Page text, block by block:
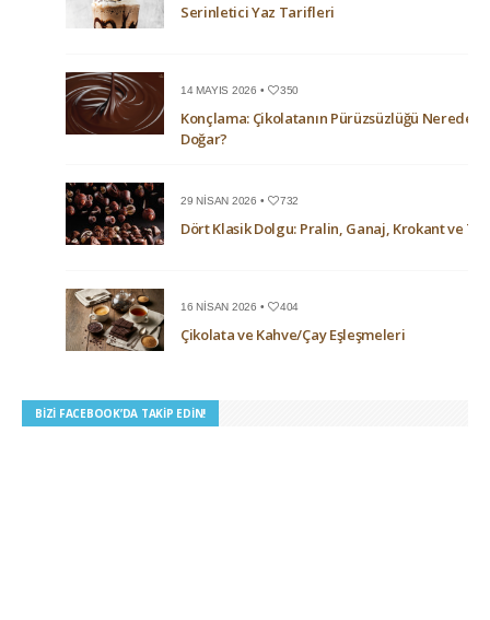
Serinletici Yaz Tarifleri
14 MAYIS 2026 • 350
Konçlama: Çikolatanın Pürüzsüzlüğü Nerede
Doğar?
29 NISAN 2026 • 732
Dört Klasik Dolgu: Pralin, Ganaj, Krokant ve
16 NISAN 2026 • 404
Çikolata ve Kahve/Çay Eşleşmeleri
BIZI FACEBOOK’DA TAKIP EDIN!